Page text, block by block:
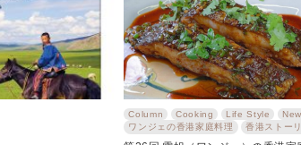
Column Cooking Life Style
ワンジェの香港家庭料理
香港ストー